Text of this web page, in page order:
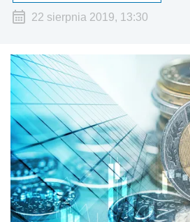
22 sierpnia 2019, 13:30